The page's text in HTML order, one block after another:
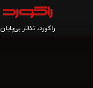
راکورد، تئاتر بی‌پایان